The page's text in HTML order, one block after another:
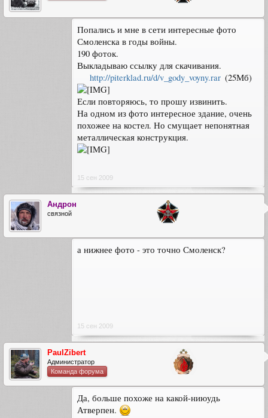
Попались и мне в сети интересные фото
Смоленска в годы войны.
190 фоток.
Выкладываю ссылку для скачивания.
http://piterklad.ru/d/v_gody_voyny.rar (25Мб)
Если повторяюсь, то прошу извинить.
На одном из фото интересное здание, очень
похожее на костел. Но смущает непонятная
металлическая конструкция.
15 сен 2009
Андрон
связной
а нижнее фото - это точно Смоленск?
15 сен 2009
PaulZibert
Администратор
Команда форума
Да, больше похоже на какой-ниюудь
Атверпен.